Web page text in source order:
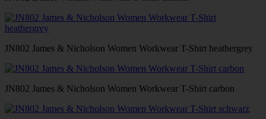
JN802 James & Nicholson Women Workwear T-Shirt heathergrey
JN802 James & Nicholson Women Workwear T-Shirt carbon